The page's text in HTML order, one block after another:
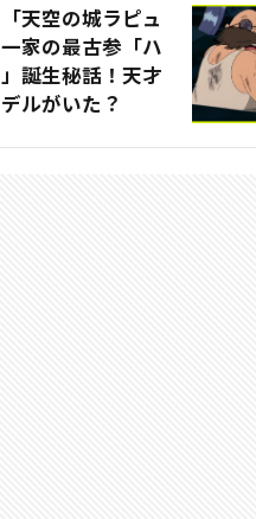
天空の城ラピュ
家の最古参「ハ
誕生秘話！天才
ルがいた？